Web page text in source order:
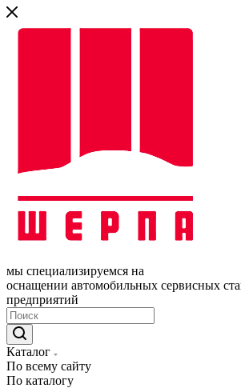
мы специализируемся на
оснащении автомобильных сервисных
предприятий
Каталог
По всему сайту
По каталогу